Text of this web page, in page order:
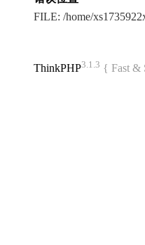
FILE: /home/
ThinkPHP3.1.3 { Fast &